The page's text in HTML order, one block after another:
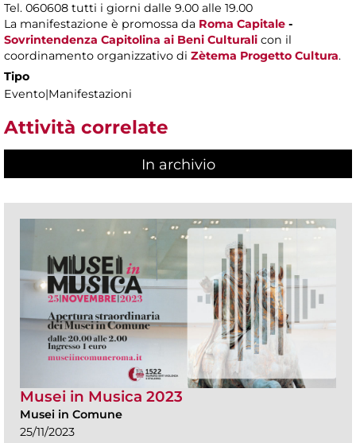
Tel. 060608 tutti i giorni dalle 9.00 alle 19.00
La manifestazione è promossa da Roma Capitale -
Sovrintendenza Capitolina ai Beni Culturali con il
coordinamento organizzativo di Zètema Progetto Cultura.
Tipo
Evento|Manifestazioni
Attività correlate
In archivio
Musei in Musica 2023
Musei in Comune
25/11/2023